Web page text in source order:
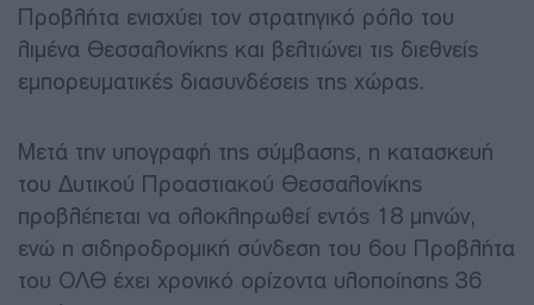
Προβλήτα ενισχύει τον στρατηγικό ρόλο του
λιμένα Θεσσαλονίκης και βελτιώνει τις διεθνείς
εμπορευματικές διασυνδέσεις της χώρας.
Μετά την υπογραφή της σύμβασης, η κατασκευή
του Δυτικού Προαστιακού Θεσσαλονίκης
προβλέπεται να ολοκληρωθεί εντός 18 μηνών,
ενώ η σιδηροδρομική σύνδεση του 6ου Προβλήτα
του ΟΛΘ έχει χρονικό ορίζοντα υλοποίησης 36